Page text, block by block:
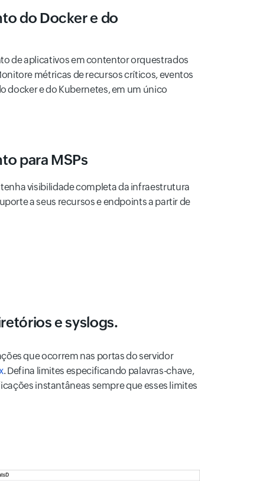
do Docker e do
de aplicativos em contentor orquestrados
métricas de recursos críticos, eventos
docker e do Kubernetes, em um único
para MSPs
visibilidade completa da infraestrutura
a seus recursos e endpoints a partir de
e syslogs.
que ocorrem nas portas do servidor
. Defina limites especificando palavras-chave,
instantâneas sempre que esses limites